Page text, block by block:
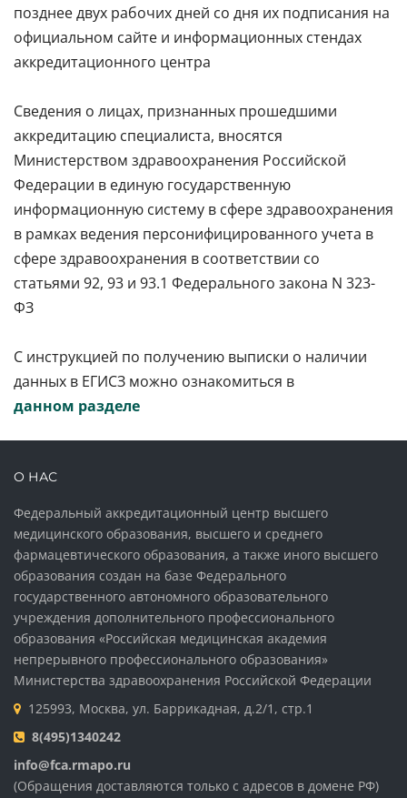
позднее двух рабочих дней со дня их подписания на
официальном сайте и информационных стендах
аккредитационного центра
Сведения о лицах, признанных прошедшими
аккредитацию специалиста, вносятся
Министерством здравоохранения Российской
Федерации в единую государственную
информационную систему в сфере здравоохранения
в рамках ведения персонифицированного учета в
сфере здравоохранения в соответствии со
статьями 92, 93 и 93.1 Федерального закона N 323-
ФЗ
С инструкцией по получению выписки о наличии
данных в ЕГИСЗ можно ознакомиться в
данном разделе
О НАС
Федеральный аккредитационный центр высшего
медицинского образования, высшего и среднего
фармацевтического образования, а также иного высшего
образования создан на базе Федерального
государственного автономного образовательного
учреждения дополнительного профессионального
образования «Российская медицинская академия
непрерывного профессионального образования»
Министерства здравоохранения Российской Федерации
125993, Москва, ул. Баррикадная, д.2/1, стр.1
8(495)1340242
info@fca.rmapo.ru
(Обращения доставляются только с адресов в домене РФ)